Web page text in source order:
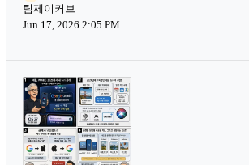
팀제이커브
Jun 17, 2026 2:05 PM